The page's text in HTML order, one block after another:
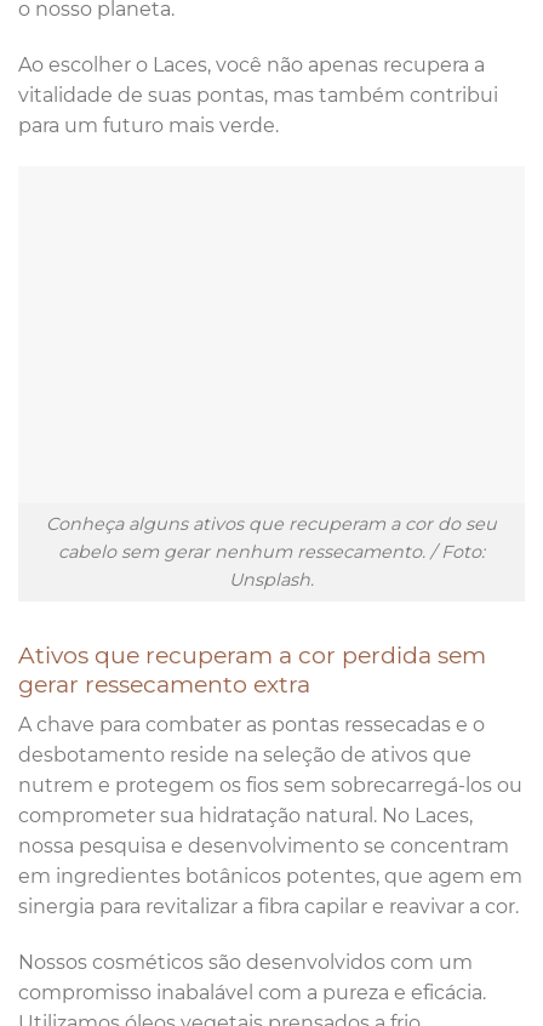
o nosso planeta.
Ao escolher o Laces, você não apenas recupera a
vitalidade de suas pontas, mas também contribui
para um futuro mais verde.
Conheça alguns ativos que recuperam a cor do seu
cabelo sem gerar nenhum ressecamento. / Foto:
Unsplash.
Ativos que recuperam a cor perdida sem
gerar ressecamento extra
A chave para combater as pontas ressecadas e o
desbotamento reside na seleção de ativos que
nutrem e protegem os fios sem sobrecarregá-los ou
comprometer sua hidratação natural. No Laces,
nossa pesquisa e desenvolvimento se concentram
em ingredientes botânicos potentes, que agem em
sinergia para revitalizar a fibra capilar e reavivar a cor.
Nossos cosméticos são desenvolvidos com um
compromisso inabalável com a pureza e eficácia.